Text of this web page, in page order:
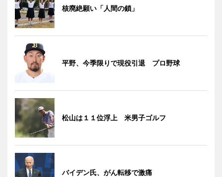
核廃絶願い「人間の鎖」
平野、今季限りで現役引退 プロ野球
松山は１１位浮上 米男子ゴルフ
バイデン氏、がん転移で激痛